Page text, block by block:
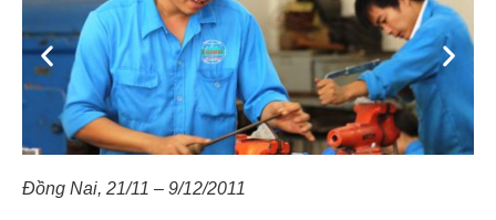
Previous Next
Đồng Nai, 21/11 – 9/12/2011